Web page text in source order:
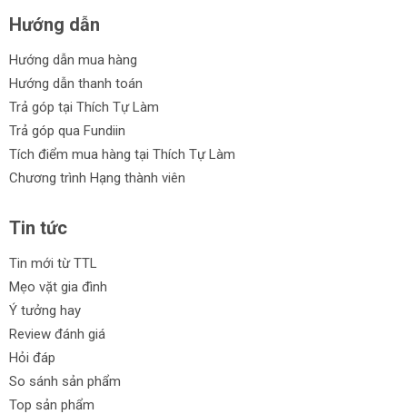
Hướng dẫn
Hướng dẫn mua hàng
Hướng dẫn thanh toán
Trả góp tại Thích Tự Làm
Trả góp qua Fundiin
Tích điểm mua hàng tại Thích Tự Làm
Chương trình Hạng thành viên
Tin tức
Tin mới từ TTL
Mẹo vặt gia đình
Ý tưởng hay
Review đánh giá
Hỏi đáp
So sánh sản phẩm
Top sản phẩm